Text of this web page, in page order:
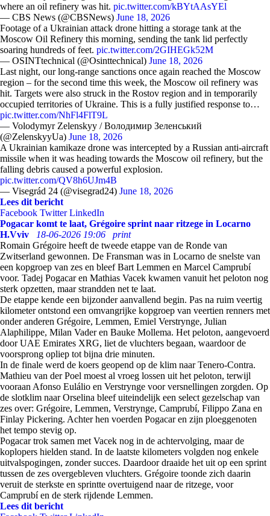
where an oil refinery was hit. pic.twitter.com/kBYtAAsYEl
— CBS News (@CBSNews) June 18, 2026
Footage of a Ukrainian attack drone hitting a storage tank at the
Moscow Oil Refinery this morning, sending the tank lid perfectly
soaring hundreds of feet. pic.twitter.com/2GIHEGk52M
— OSINTtechnical (@Osinttechnical) June 18, 2026
Last night, our long-range sanctions once again reached the Moscow
region – for the second time this week, the Moscow oil refinery was
hit. Targets were also struck in the Rostov region and in temporarily
occupied territories of Ukraine. This is a fully justified response to…
pic.twitter.com/NhFl4FlT9L
— Volodymyr Zelenskyy / Володимир Зеленський
(@ZelenskyyUa) June 18, 2026
A Ukrainian kamikaze drone was intercepted by a Russian anti-aircraft
missile when it was heading towards the Moscow oil refinery, but the
falling debris caused a powerful explosion.
pic.twitter.com/QV8h6UJm4B
— Visegrád 24 (@visegrad24) June 18, 2026
Lees dit bericht
Facebook Twitter LinkedIn
Pogacar komt te laat, Grégoire sprint naar ritzege in Locarno
H.Vviv
18-06-2026 19:06
print
Romain Grégoire heeft de tweede etappe van de Ronde van
Zwitserland gewonnen. De Fransman was in Locarno de snelste van
een kopgroep van zes en bleef Bart Lemmen en Marcel Camprubí
voor. Tadej Pogacar en Mathias Vacek kwamen vanuit het peloton nog
sterk opzetten, maar strandden net te laat.
De etappe kende een bijzonder aanvallend begin. Pas na ruim veertig
kilometer ontstond een omvangrijke kopgroep van veertien renners met
onder anderen Grégoire, Lemmen, Emiel Verstrynge, Julian
Alaphilippe, Milan Vader en Bauke Mollema. Het peloton, aangevoerd
door UAE Emirates XRG, liet de vluchters begaan, waardoor de
voorsprong opliep tot bijna drie minuten.
In de finale werd de koers geopend op de klim naar Tenero-Contra.
Mathieu van der Poel moest al vroeg lossen uit het peloton, terwijl
vooraan Afonso Eulálio en Verstrynge voor versnellingen zorgden. Op
de slotklim naar Orselina bleef uiteindelijk een select gezelschap van
zes over: Grégoire, Lemmen, Verstrynge, Camprubí, Filippo Zana en
Finlay Pickering. Achter hen voerden Pogacar en zijn ploeggenoten
het tempo stevig op.
Pogacar trok samen met Vacek nog in de achtervolging, maar de
koplopers hielden stand. In de laatste kilometers volgden nog enkele
uitvalspogingen, zonder succes. Daardoor draaide het uit op een sprint
tussen de zes overgebleven vluchters. Grégoire toonde zich daarin
veruit de sterkste en sprintte overtuigend naar de ritzege, voor
Camprubí en de sterk rijdende Lemmen.
Lees dit bericht